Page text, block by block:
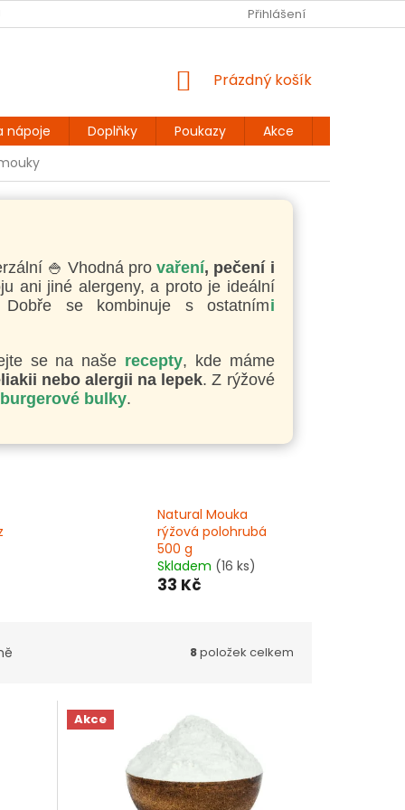
KONTAKT DOPRAVA A PLATBA
Přihlášení
NÁKUPNÍ
Prázdný košík
nápoje Doplňky Poukazy Akce
🍚 Vhodná provaření, pečení i
ani jiné alergeny, a proto je ideální
se kombinuje s ostatními
se na naše recepty, kde máme
nebo alergii na lepek. Z rýžové
bulky.
Natural Mouka
rýžová polohrubá
500 g
Skladem (16 ks)
33 Kč
8položek celkem
Akce